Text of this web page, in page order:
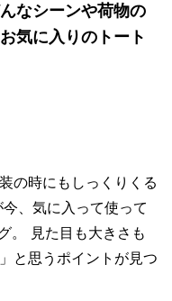
なシーンや荷物の
気に入りのトート
の時にもしっくりくる
、気に入って使って
。 見た目も大きさも
と思うポイントが見つ